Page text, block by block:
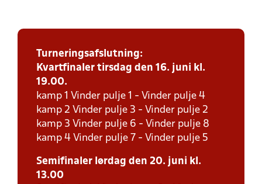
Turneringsafslutning:
Kvartfinaler tirsdag den 16. juni kl.
19.00.
kamp 1 Vinder pulje 1 - Vinder pulje 4
kamp 2 Vinder pulje 3 - Vinder pulje 2
kamp 3 Vinder pulje 6 - Vinder pulje 8
kamp 4 Vinder pulje 7 - Vinder pulje 5
Semifinaler lørdag den 20. juni kl.
13.00